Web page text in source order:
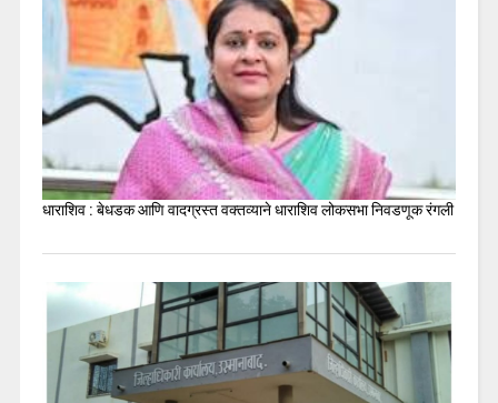
धाराशिव : बेधडक आणि वादग्रस्त वक्तव्याने धाराशिव लोकसभा निवडणूक रंगली